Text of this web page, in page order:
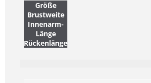
Größe
Brustweite
Innenarm-
Länge
Rückenlänge